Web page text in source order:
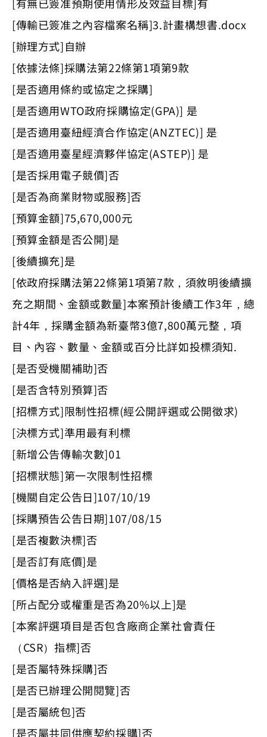
[傳輸已簽准之內容檔案名稱]3.計畫構想書.docx
[辦理方式]自辦
[依據法條]採購法第22條第1項第9款
[是否適用條約或協定之採購]
[是否適用WTO政府採購協定(GPA)] 是
[是否適用臺紐經濟合作協定(ANZTEC)] 是
[是否適用臺星經濟夥伴協定(ASTEP)] 是
[是否採用電子競價]否
[是否為商業財物或服務]否
[預算金額]75,670,000元
[預算金額是否公開]是
[後續擴充]是
[依政府採購法第22條第1項第7款，須敘明後續擴
充之期間、金額或數量]本案預計後續工作3年，總
計4年，採購金額為新臺幣3億7,800萬元整，項
目、內容、數量、金額或百分比詳如投標須知.
[是否受機關補助]否
[是否含特別預算]否
[招標方式]限制性招標(經公開評選或公開徵求)
[決標方式]準用最有利標
[新增公告傳輸次數]01
[招標狀態]第一次限制性招標
[機關自定公告日]107/10/19
[採購預告公告日期]107/08/15
[是否複數決標]否
[是否訂有底價]是
[價格是否納入評選]是
[所占配分或權重是否為20%以上]是
[本案評選項目是否包含廠商企業社會責任
（CSR）指標]否
[是否屬特殊採購]否
[是否已辦理公開閱覽]否
[是否屬統包]否
[是否屬共同供應契約採購]否